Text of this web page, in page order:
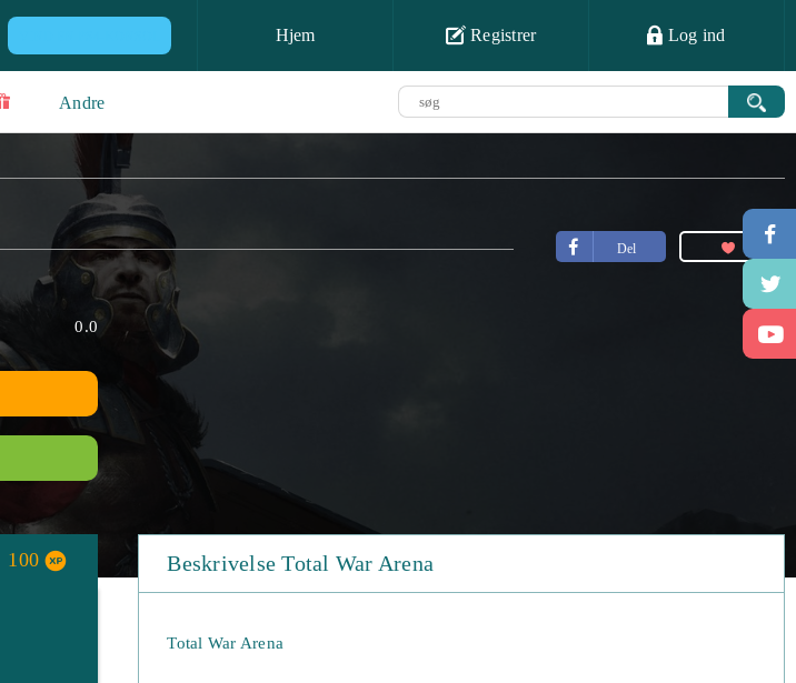
Hjem Registrer Log ind
Andre
Del
0.0
100 Beskrivelse Total War Arena
Total War Arena